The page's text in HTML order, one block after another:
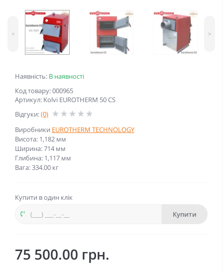
Наявність: В наявності
Код товару: 000965
Артикул: Kolvi EUROTHERM 50 CS
Відгуки:(0)
Виробники EUROTHERM TECHNOLOGY
Висота: 1,182 мм
Ширина: 714 мм
Глибина: 1,117 мм
Вага: 334.00 кг
< >
Купити в один клік
Купити
75 500.00 грн.